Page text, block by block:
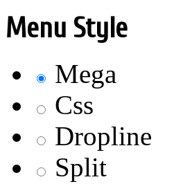
Menu Style
Mega
Css
Dropline
Split